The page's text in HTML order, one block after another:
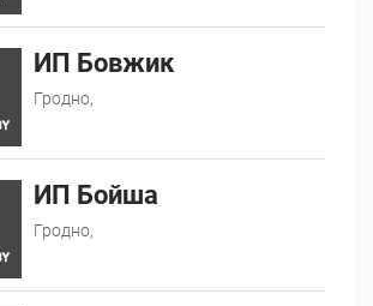
ИП Бовжик
Гродно,
ИП Бойша
Гродно,